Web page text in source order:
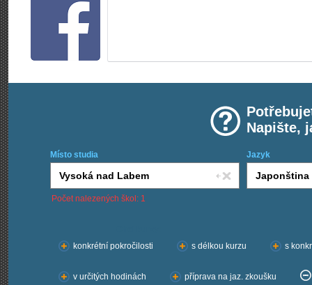
Napište,
Místo studia Jazyk
Počet nalezených škol: 1
konkrétní pokročilosti
s délkou kurzu s
v určitých hodinách příprava na jaz. zkoušku